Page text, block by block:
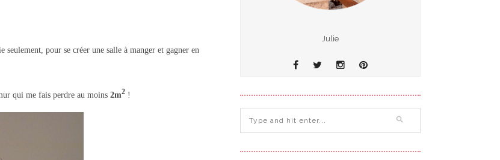
seulement, pour se créer une salle à manger et gagner en
qui me fais perdre au moins 2m2 !
Julie